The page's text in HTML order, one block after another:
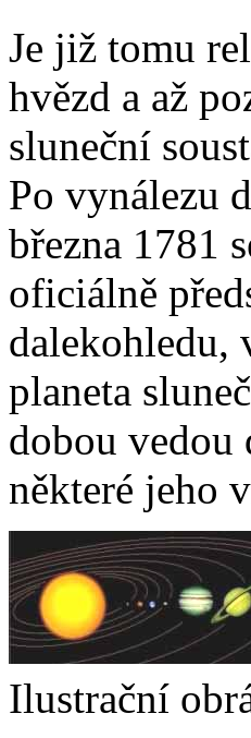
Je již tomu
hvězd a až
sluneční
Po vynálezu
března 1781
oficiálně
dalekohledu,
planeta
dobou vedou
některé jeho
Ilustrační